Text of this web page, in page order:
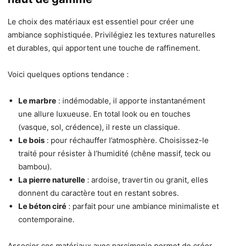
Le choix des matériaux est essentiel pour créer une
ambiance sophistiquée. Privilégiez les textures naturelles
et durables, qui apportent une touche de raffinement.
Voici quelques options tendance :
Le marbre : indémodable, il apporte instantanément
une allure luxueuse. En total look ou en touches
(vasque, sol, crédence), il reste un classique.
Le bois : pour réchauffer l’atmosphère. Choisissez-le
traité pour résister à l’humidité (chêne massif, teck ou
bambou).
La pierre naturelle : ardoise, travertin ou granit, elles
donnent du caractère tout en restant sobres.
Le béton ciré : parfait pour une ambiance minimaliste et
contemporaine.